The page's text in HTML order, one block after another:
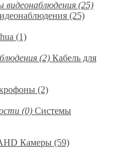
(25)
(1)
Кабель для
(2)
Системы
Камеры (59)